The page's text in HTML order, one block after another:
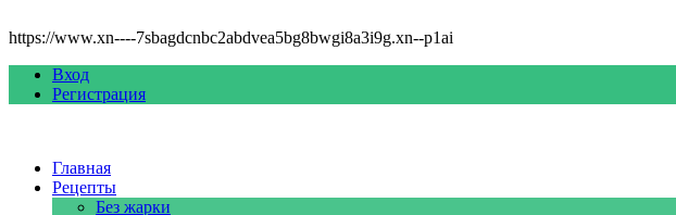
https://www.xn----7sbagdcnbc2abdvea5bg8bwgi8a3i9g.xn--p1ai
Вход
Регистрация
Главная
Рецепты
Без жарки